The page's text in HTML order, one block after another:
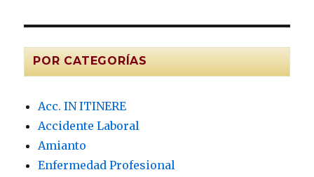
POR CATEGORÍAS
Acc. IN ITINERE
Accidente Laboral
Amianto
Enfermedad Profesional